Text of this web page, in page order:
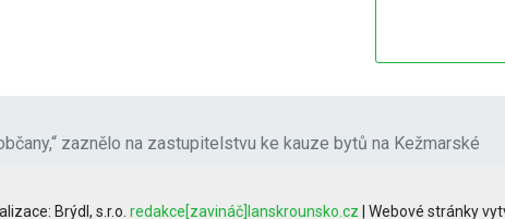
zaznělo na zastupitelstvu ke kauze bytů na Kežmarské
Brýdl, s.r.o. redakce[zavináč]lanskrounsko.cz | Webové stránky